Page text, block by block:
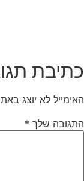
כתיבת
האימייל לא יוצג
התגובה שלך *